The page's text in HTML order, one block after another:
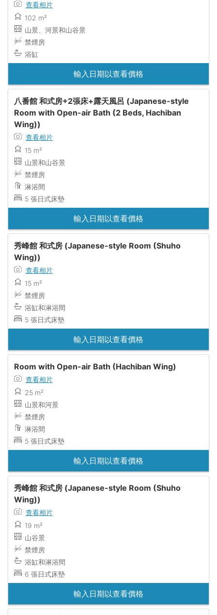
查看相片
102 m²
山景、河景和山谷景
禁煙房
浴缸
輸入日期以查看價格
八番館 和式房+2張床+露天風呂 (Japanese-style
Room with Open-air Bath (2 Beds, Hachiban
Wing))
查看相片
15 m²
山景和山谷景
禁煙房
淋浴間
5 張日式床墊
輸入日期以查看價格
秀峰館 和式房 (Japanese-style Room (Shuho
Wing))
查看相片
15 m²
禁煙房
浴缸和淋浴間
5 張日式床墊
輸入日期以查看價格
Room with Open-air Bath (Hachiban Wing)
查看相片
25 m²
山景和河景
禁煙房
淋浴間
5 張日式床墊
輸入日期以查看價格
秀峰館 和式房 (Japanese-style Room (Shuho
Wing))
查看相片
19 m²
山谷景
禁煙房
浴缸和淋浴間
6 張日式床墊
輸入日期以查看價格